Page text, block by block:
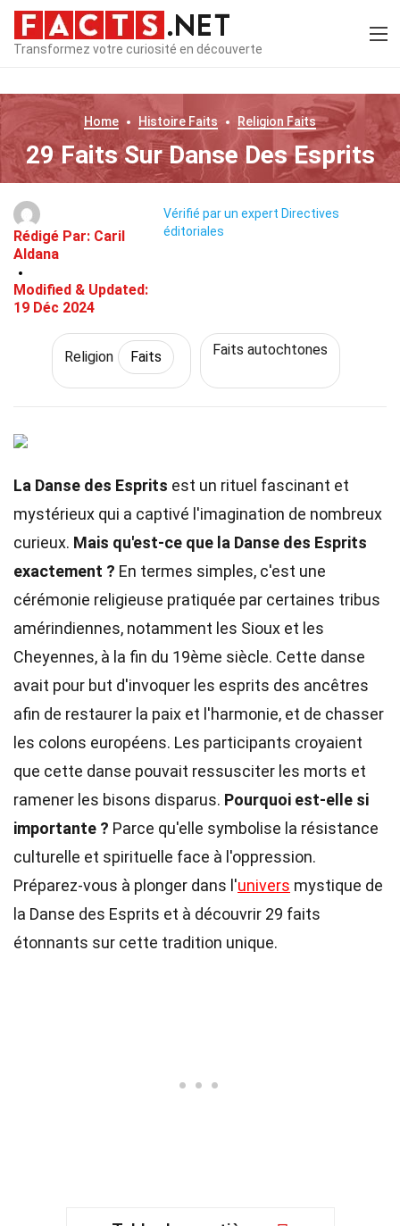
Transformez votre curiosité en découverte
Home Histoire Faits Religion Faits
29 Faits Sur Danse Des Esprits
Rédigé Par: Caril
Aldana
Modified & Updated:
19 Déc 2024
Vérifié par un expert Directives
éditoriales
Religion Faits Faits autochtones
La Danse des Esprits est un rituel fascinant et
mystérieux qui a captivé l'imagination de nombreux
curieux. Mais qu'est-ce que la Danse des Esprits
exactement ? En termes simples, c'est une
cérémonie religieuse pratiquée par certaines tribus
amérindiennes, notamment les Sioux et les
Cheyennes, à la fin du 19ème siècle. Cette danse
avait pour but d'invoquer les esprits des ancêtres
afin de restaurer la paix et l'harmonie, et de chasser
les colons européens. Les participants croyaient
que cette danse pouvait ressusciter les morts et
ramener les bisons disparus. Pourquoi est-elle si
importante ? Parce qu'elle symbolise la résistance
culturelle et spirituelle face à l'oppression.
Préparez-vous à plonger dans l'univers mystique de
la Danse des Esprits et à découvrir 29 faits
étonnants sur cette tradition unique.